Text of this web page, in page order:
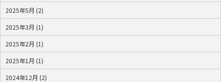
2025年5月 (2)
2025年3月 (1)
2025年2月 (1)
2025年1月 (1)
2024年12月 (2)